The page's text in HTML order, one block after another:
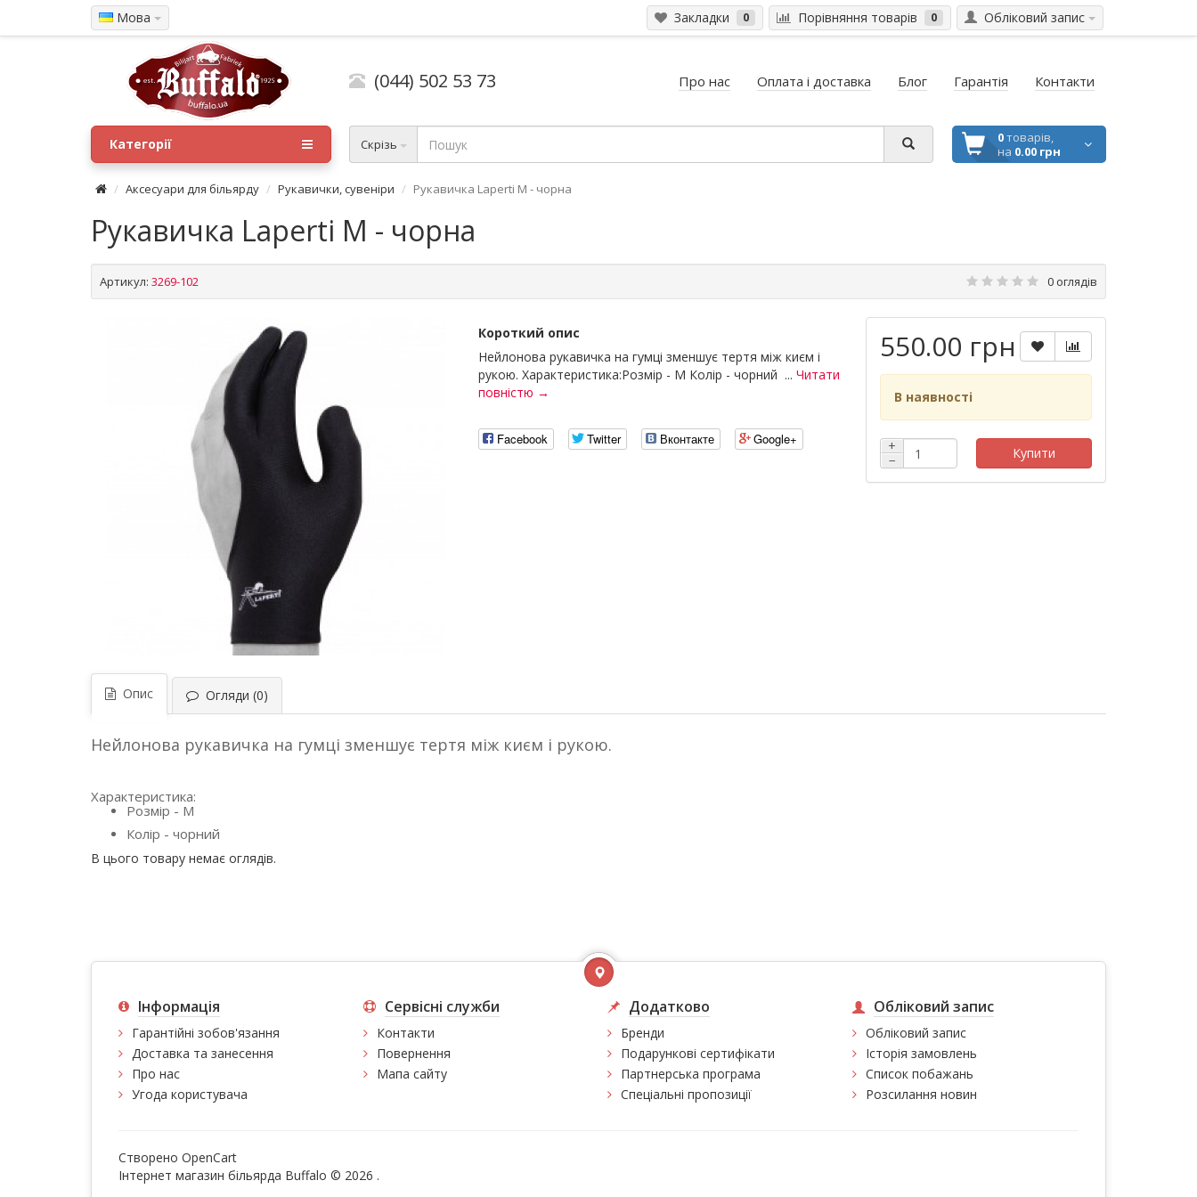
Мова Обліковий запис
Закладки 0 Порівняння товарів 0
(044) 502 53 73 Про нас Оплата і доставка Блог Гарантія Контакти
Скрізь 0товарів,
на 0.00 грн
Категорії
Аксесуари для більярду Рукавички, сувеніри Рукавичка Laperti М - чорна
Рукавичка Laperti М - чорна
Артикул: 3269-102 0 оглядів
Короткий опис
Нейлонова рукавичка на гумці зменшує тертя між києм і
рукою. Характеристика:Розмір - M Колір - чорний ... Читати
повністю →
Facebook Twitter Вконтакте Google+
550.00 грн
В наявності
+
−
Купити
Опис Огляди (0)
Нейлонова рукавичка на гумці зменшує тертя між києм і рукою.
Характеристика:
Розмір - M
Колір - чорний
В цього товару немає оглядів.
Інформація
Гарантійні зобов'язання
Доставка та занесення
Про нас
Угода користувача
Сервісні служби
Контакти
Повернення
Мапа сайту
Додатково
Бренди
Подарункові сертифікати
Партнерська програма
Спеціальні пропозиції
Обліковий запис
Обліковий запис
Історія замовлень
Список побажань
Розсилання новин
Створено OpenCart
Інтернет магазин більярда Buffalo © 2026 .